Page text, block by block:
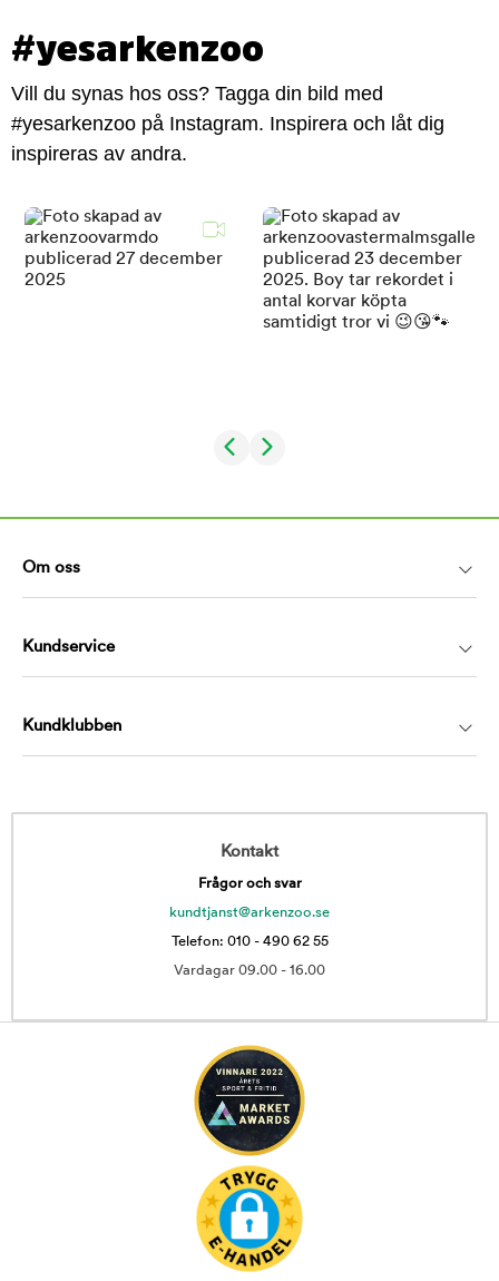
#yesarkenzoo
Vill du synas hos oss? Tagga din bild med
#yesarkenzoo på Instagram. Inspirera och låt dig
inspireras av andra.
Om oss
Kundservice
Kundklubben
Kontakt
Frågor och svar
kundtjanst@arkenzoo.se
Telefon: 010 - 490 62 55
Vardagar 09.00 - 16.00